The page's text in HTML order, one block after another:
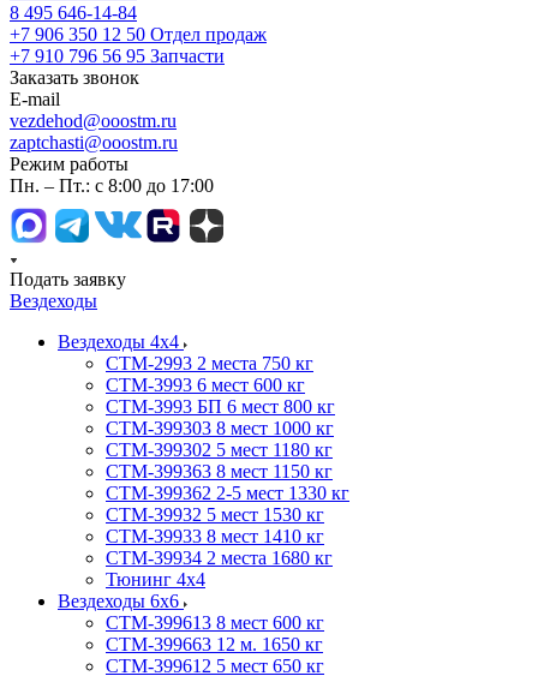
8 495 646-14-84
+7 906 350 12 50 Отдел продаж
+7 910 796 56 95 Запчасти
Заказать звонок
E-mail
vezdehod@ooostm.ru
zaptchasti@ooostm.ru
Режим работы
Пн. – Пт.: с 8:00 до 17:00
Подать заявку
Вездеходы
Вездеходы 4х4
СТМ-2993 2 места 750 кг
СТМ-3993 6 мест 600 кг
СТМ-3993 БП 6 мест 800 кг
СТМ-399303 8 мест 1000 кг
СТМ-399302 5 мест 1180 кг
СТМ-399363 8 мест 1150 кг
СТМ-399362 2-5 мест 1330 кг
СТМ-39932 5 мест 1530 кг
СТМ-39933 8 мест 1410 кг
СТМ-39934 2 места 1680 кг
Тюнинг 4х4
Вездеходы 6х6
СТМ-399613 8 мест 600 кг
СТМ-399663 12 м. 1650 кг
СТМ-399612 5 мест 650 кг